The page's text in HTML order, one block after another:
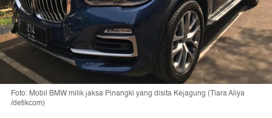
Foto: Mobil BMW milik jaksa Pinangki yang disita Kejagung (Tiara Aliya
/detikcom)